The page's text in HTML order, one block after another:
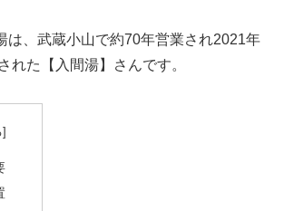
は、武蔵小山で約70年営業され2021年
れた【入間湯】さんです。